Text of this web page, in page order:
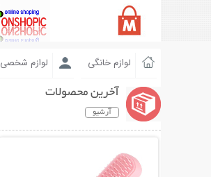
لوازم خانگی لوازم شخصی
آخرین محصولات
آرشیو